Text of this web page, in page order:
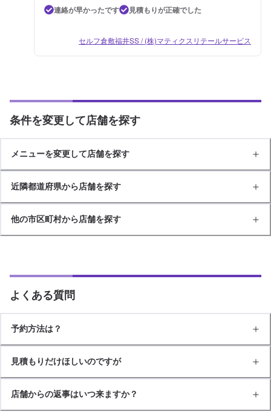
連絡が早かったです
見積もりが正確でした
セルフ倉敷福井SS / (株)マティクスリテールサービス
条件を変更して店舗を探す
メニューを変更して店舗を探す
近隣都道府県から店舗を探す
他の市区町村から店舗を探す
よくある質問
予約方法は？
見積もりだけほしいのですが
店舗からの返事はいつ来ますか？